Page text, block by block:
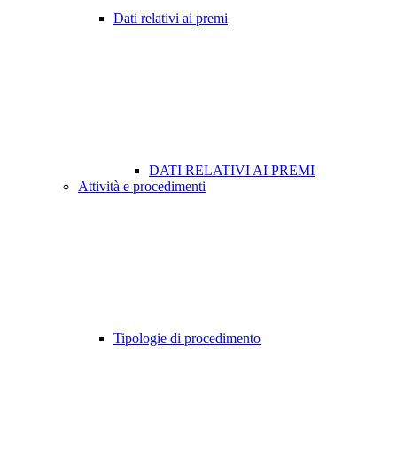
Dati relativi ai premi
DATI RELATIVI AI PREMI
Attività e procedimenti
Tipologie di procedimento